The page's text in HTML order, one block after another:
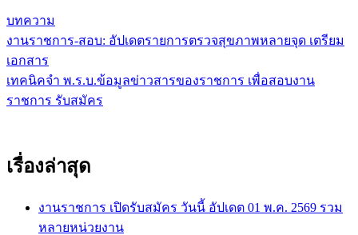
บทความ
แนะแนว
เรื่อง
งานราชการ-สอบ: อัปเดตรายการตรวจสุขภาพหลายจุด เตรียม
เอกสาร
เทคนิคจำ พ.ร.บ.ข้อมูลข่าวสารของราชการ เพื่อสอบงาน
ราชการ รับสมัคร
เรื่องล่าสุด
งานราชการ เปิดรับสมัคร วันนี้ อัปเดต 01 พ.ค. 2569 รวม
หลายหน่วยงาน